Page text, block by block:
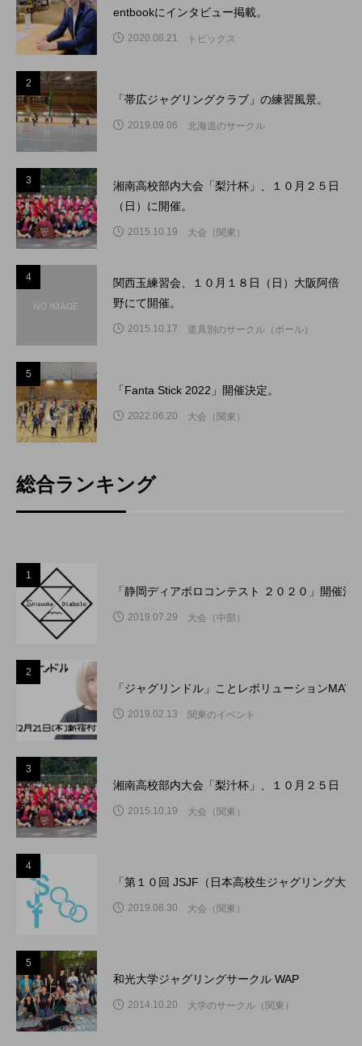
entbookにインタビュー掲載。
2020.08.21 トピックス
2
「帯広ジャグリングクラブ」の練習風景。
2019.09.06 北海道のサークル
3
湘南高校部内大会「梨汁杯」、１０月２５日
（日）に開催。
2015.10.19 大会（関東）
4
関西玉練習会、１０月１８日（日）大阪阿倍
野にて開催。
2015.10.17 道具別のサークル（ボール）
5
「Fanta Stick 2022」開催決定。
2022.06.20 大会（関東）
総合ランキング
1
「静岡ディアボロコンテスト ２０２０」開催
2019.07.29 大会（中部）
2
「ジャグリンドル」ことレボリューション
2019.02.13 関東のイベント
3
湘南高校部内大会「梨汁杯」、１０月２５日（
2015.10.19 大会（関東）
4
「第１０回 JSJF（日本高校生ジャグリング大
2019.08.30 大会（関東）
5
和光大学ジャグリングサークル WAP
2014.10.20 大学のサークル（関東）